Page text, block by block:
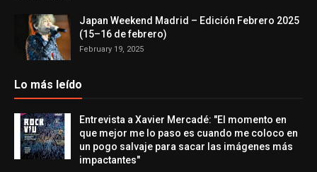
Japan Weekend Madrid – Edición Febrero 2025
(15–16 de febrero)
February 19, 2025
Lo más leído
Entrevista a Xavier Mercadé: "El momento en
que mejor me lo paso es cuando me coloco en
un pogo salvaje para sacar las imágenes más
impactantes"